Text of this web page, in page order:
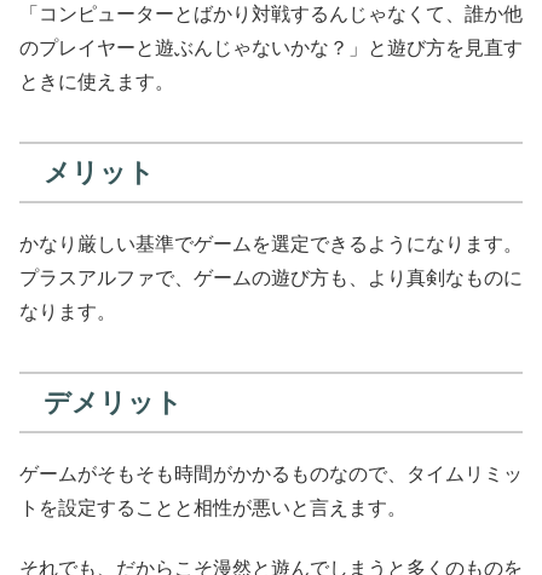
「コンピューターとばかり対戦するんじゃなくて、誰か他
のプレイヤーと遊ぶんじゃないかな？」と遊び方を見直す
ときに使えます。
メリット
かなり厳しい基準でゲームを選定できるようになります。
プラスアルファで、ゲームの遊び方も、より真剣なものに
なります。
デメリット
ゲームがそもそも時間がかかるものなので、タイムリミッ
トを設定することと相性が悪いと言えます。
それでも、だからこそ漫然と遊んでしまうと多くのものを